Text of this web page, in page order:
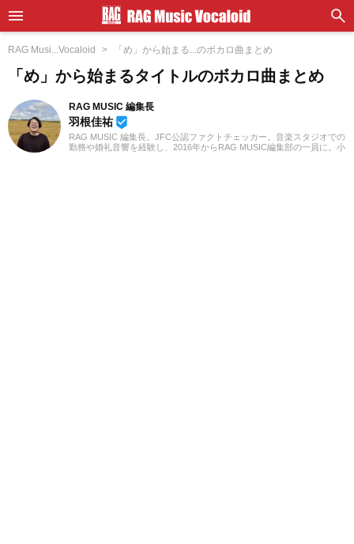
RAG Musi...Vocaloid 「め」から始まる...のボカロ曲まとめ
「め」から始まるタイトルのボカロ曲まとめ
RAG MUSIC 編集長
羽根佳祐 beenhere
RAG MUSIC 編集長。JFC公認ファクトチェッカー。音楽スタジオでの
勤務や婚礼音響を経験し、2016年からRAG MUSIC編集部の一員に。小